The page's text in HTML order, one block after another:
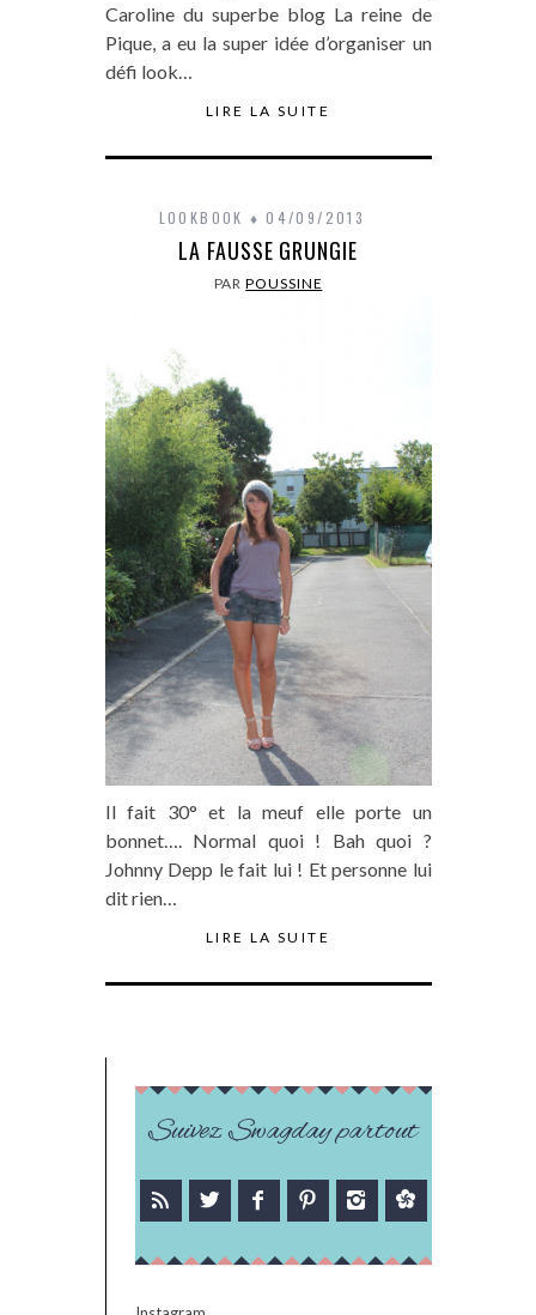
Caroline du superbe blog La reine de
Pique, a eu la super idée d’organiser un
défi look…
LIRE LA SUITE
LOOKBOOK 04/09/2013
LA FAUSSE GRUNGIE
PARPOUSSINE
Il fait 30° et la meuf elle porte un
bonnet…. Normal quoi ! Bah quoi ?
Johnny Depp le fait lui ! Et personne lui
dit rien…
LIRE LA SUITE
Suivez Swagday partout